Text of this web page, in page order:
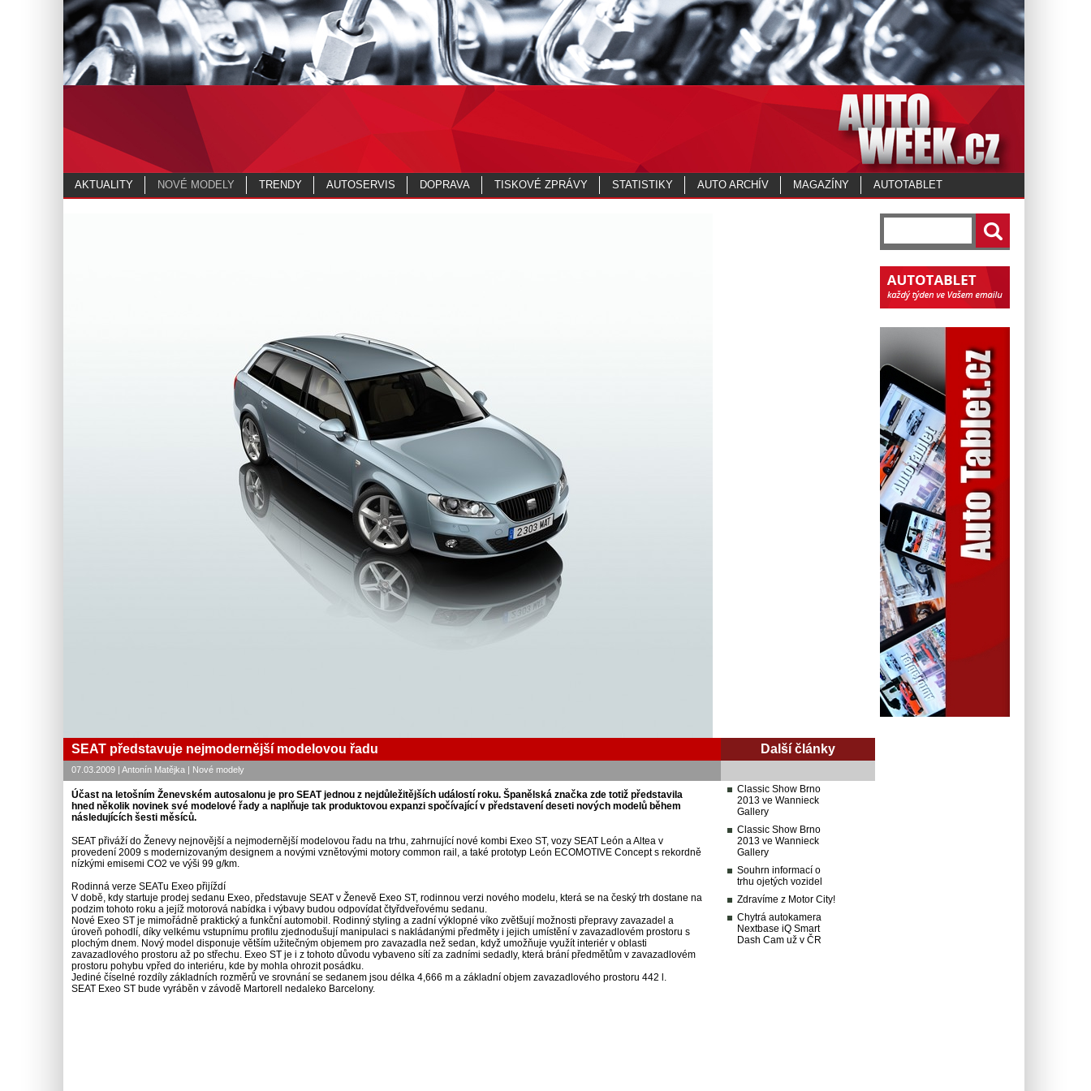
SEAT představuje nejmodernější modelovou řadu
07.03.2009 | Antonín Matějka | Nové modely
Účast na letošním Ženevském autosalonu je pro SEAT jednou z nejdůležitějších událostí roku. Španělská značka zde totiž představila
hned několik novinek své modelové řady a naplňuje tak produktovou expanzi spočívající v představení deseti nových modelů během
následujících šesti měsíců.
SEAT přiváží do Ženevy nejnovější a nejmodernější modelovou řadu na trhu, zahrnující nové kombi Exeo ST, vozy SEAT León a Altea v
provedení 2009 s modernizovaným designem a novými vznětovými motory common rail, a také prototyp León ECOMOTIVE Concept s rekordně
nízkými emisemi CO2 ve výši 99 g/km.
Rodinná verze SEATu Exeo přijíždí
V době, kdy startuje prodej sedanu Exeo, představuje SEAT v Ženevě Exeo ST, rodinnou verzi nového modelu, která se na český trh dostane na
podzim tohoto roku a jejíž motorová nabídka i výbavy budou odpovídat čtyřdveřovému sedanu.
Nové Exeo ST je mimořádně praktický a funkční automobil. Rodinný styling a zadní výklopné víko zvětšují možnosti přepravy zavazadel a
úroveň pohodlí, díky velkému vstupnímu profilu zjednodušují manipulaci s nakládanými předměty i jejich umístění v zavazadlovém prostoru s
plochým dnem. Nový model disponuje větším užitečným objemem pro zavazadla než sedan, když umožňuje využít interiér v oblasti
zavazadlového prostoru až po střechu. Exeo ST je i z tohoto důvodu vybaveno sítí za zadními sedadly, která brání předmětům v zavazadlovém
prostoru pohybu vpřed do interiéru, kde by mohla ohrozit posádku.
Jediné číselné rozdíly základních rozměrů ve srovnání se sedanem jsou délka 4,666 m a základní objem zavazadlového prostoru 442 l.
SEAT Exeo ST bude vyráběn v závodě Martorell nedaleko Barcelony.
Další články
Classic Show Brno
2013 ve Wannieck
Gallery
Classic Show Brno
2013 ve Wannieck
Gallery
Souhrn informací o
trhu ojetých vozidel
Zdravíme z Motor City!
Chytrá autokamera
Nextbase iQ Smart
Dash Cam už v ČR
AKTUALITY NOVÉ MODELY TRENDY AUTOSERVIS DOPRAVA TISKOVÉ ZPRÁVY STATISTIKY AUTO ARCHÍV MAGAZÍNY AUTOTABLET